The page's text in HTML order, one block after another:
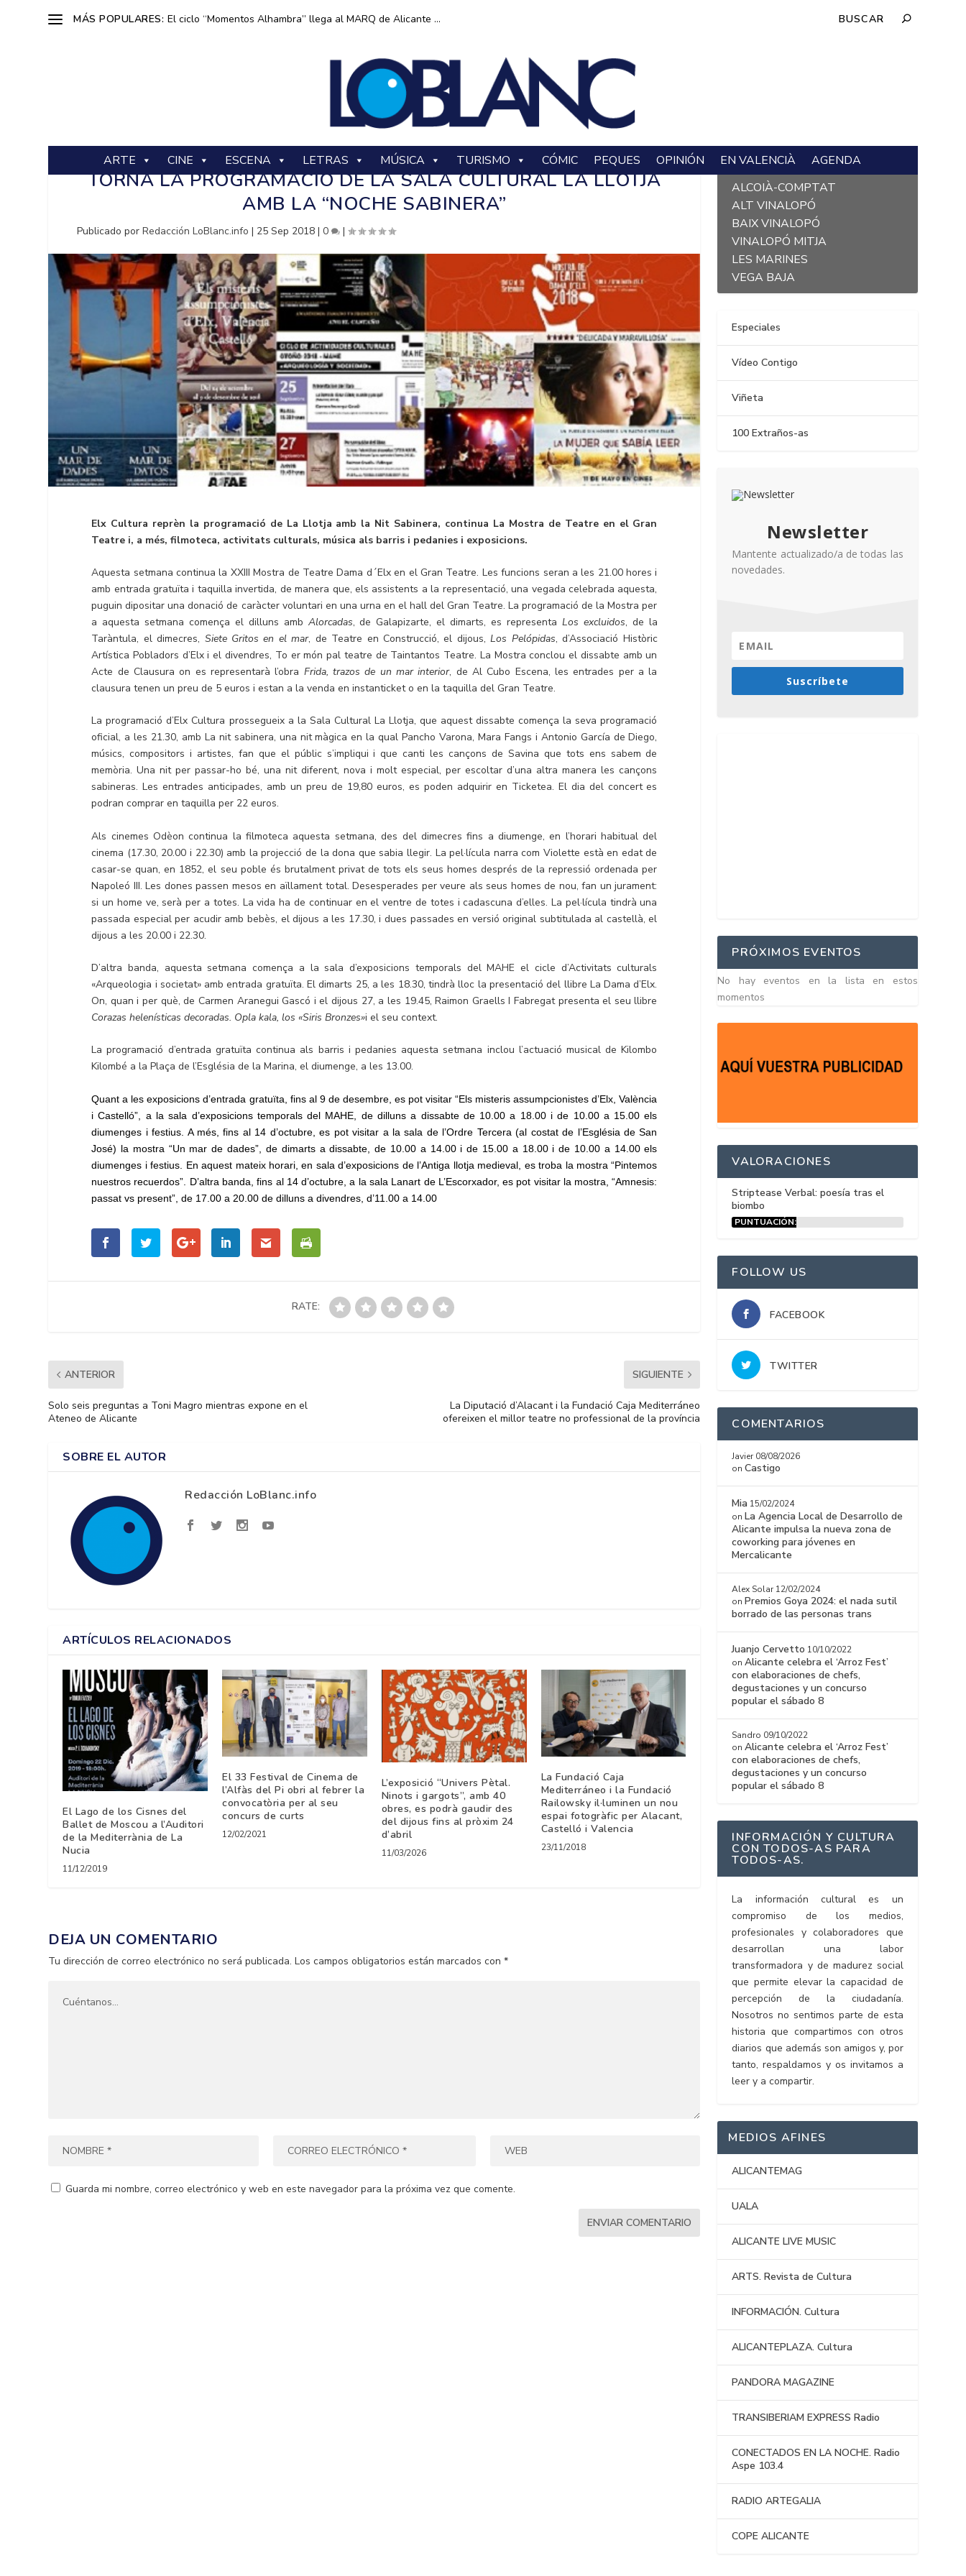
MÁS POPULARES: El ciclo “Momentos Alhambra” llega al MARQ de Alicante ...
ARTE CINE ESCENA LETRAS MÚSICA TURISMO CÓMIC PEQUES OPINIÓN EN VALENCIÀ AGENDA
TORNA LA PROGRAMACIÓ DE LA SALA CULTURAL LA LLOTJA
AMB LA “NOCHE SABINERA”
Publicado porRedacción LoBlanc.info | 25 Sep 2018 |0 |
Elx Cultura reprèn la programació de La Llotja amb la Nit Sabinera, continua La Mostra de Teatre en el Gran
Teatre i, a més, filmoteca, activitats culturals, música als barris i pedanies i exposicions.
Aquesta setmana continua la XXIII Mostra de Teatre Dama d´Elx en el Gran Teatre. Les funcions seran a les 21.00 hores i
amb entrada gratuïta i taquilla invertida, de manera que, els assistents a la representació, una vegada celebrada aquesta,
puguin dipositar una donació de caràcter voluntari en una urna en el hall del Gran Teatre. La programació de la Mostra per
a aquesta setmana comença el dilluns amb Alorcadas, de Galapizarte, el dimarts, es representa Los excluidos, de la
Taràntula, el dimecres, Siete Gritos en el mar, de Teatre en Construcció, el dijous,Los Pelópidas, d’Associació Històric
Artística Pobladors d’Elx i el divendres, To er món pal teatre de Taintantos Teatre. La Mostra conclou el dissabte amb un
Acte de Clausura on es representarà l’obra Frida, trazos de un mar interior, de Al Cubo Escena, les entrades per a la
clausura tenen un preu de 5 euros i estan a la venda en instanticket o en la taquilla del Gran Teatre.
La programació d’Elx Cultura prossegueix a la Sala Cultural La Llotja, que aquest dissabte comença la seva programació
oficial, a les 21.30, amb La nit sabinera, una nit màgica en la qual Pancho Varona, Mara Fangs i Antonio García de Diego,
músics, compositors i artistes, fan que el públic s’impliqui i que canti les cançons de Savina que tots ens sabem de
memòria. Una nit per passar-ho bé, una nit diferent, nova i molt especial, per escoltar d’una altra manera les cançons
sabineras. Les entrades anticipades, amb un preu de 19,80 euros, es poden adquirir en Ticketea. El dia del concert es
podran comprar en taquilla per 22 euros.
Als cinemes Odèon continua la filmoteca aquesta setmana, des del dimecres fins a diumenge, en l’horari habitual del
cinema (17.30, 20.00 i 22.30) amb la projecció de la dona que sabia llegir. La pel·lícula narra com Violette està en edat de
casar-se quan, en 1852, el seu poble és brutalment privat de tots els seus homes després de la repressió ordenada per
Napoleó III. Les dones passen mesos en aïllament total. Desesperades per veure als seus homes de nou, fan un jurament:
si un home ve, serà per a totes. La vida ha de continuar en el ventre de totes i cadascuna d’elles. La pel·lícula tindrà una
passada especial per acudir amb bebès, el dijous a les 17.30, i dues passades en versió original subtitulada al castellà, el
dijous a les 20.00 i 22.30.
D’altra banda, aquesta setmana comença a la sala d’exposicions temporals del MAHE el cicle d’Activitats culturals
«Arqueologia i societat» amb entrada gratuïta. El dimarts 25, a les 18.30, tindrà lloc la presentació del llibre La Dama d’Elx.
On, quan i per què, de Carmen Aranegui Gascó i el dijous 27, a les 19.45, Raimon Graells I Fabregat presenta el seu llibre
Corazas helenísticas decoradas. Opla kala, los «Siris Bronzes»i el seu context.
La programació d’entrada gratuïta continua als barris i pedanies aquesta setmana inclou l’actuació musical de Kilombo
Kilombé a la Plaça de l’Església de la Marina, el diumenge, a les 13.00.
Quant a les exposicions d’entrada gratuïta, fins al 9 de desembre, es pot visitar “Els misteris assumpcionistes d’Elx, València
i Castelló”, a la sala d’exposicions temporals del MAHE, de dilluns a dissabte de 10.00 a 18.00 i de 10.00 a 15.00 els
diumenges i festius. A més, fins al 14 d’octubre, es pot visitar a la sala de l’Ordre Tercera (al costat de l’Església de San
José) la mostra “Un mar de dades”, de dimarts a dissabte, de 10.00 a 14.00 i de 15.00 a 18.00 i de 10.00 a 14.00 els
diumenges i festius. En aquest mateix horari, en sala d’exposicions de l’Antiga llotja medieval, es troba la mostra “Pintemos
nuestros recuerdos”. D’altra banda, fins al 14 d’octubre, a la sala Lanart de L’Escorxador, es pot visitar la mostra, “Amnesis:
passat vs present”, de 17.00 a 20.00 de dilluns a divendres, d’11.00 a 14.00
RATE:
ANTERIOR
Solo seis preguntas a Toni Magro mientras expone en el
Ateneo de Alicante
SIGUIENTE
La Diputació d’Alacant i la Fundació Caja Mediterráneo
ofereixen el millor teatre no professional de la província
SOBRE EL AUTOR
Redacción LoBlanc.info
ARTÍCULOS RELACIONADOS
El Lago de los Cisnes del
Ballet de Moscou a l’Auditori
de la Mediterrània de La
Nucia
11/12/2019
El 33 Festival de Cinema de
l’Alfàs del Pi obri al febrer la
convocatòria per al seu
concurs de curts
12/02/2021
L’exposició “Univers Pètal.
Ninots i gargots”, amb 40
obres, es podrà gaudir des
del dijous fins al pròxim 24
d’abril
11/03/2026
La Fundació Caja
Mediterráneo i la Fundació
Railowsky il·luminen un nou
espai fotogràfic per Alacant,
Castelló i Valencia
23/11/2018
DEJA UN COMENTARIO
Tu dirección de correo electrónico no será publicada. Los campos obligatorios están marcados con*
Guarda mi nombre, correo electrónico y web en este navegador para la próxima vez que comente.
L´ALACANTÍ
ALCOIÀ-COMPTAT
ALT VINALOPÓ
BAIX VINALOPÓ
VINALOPÓ MITJA
LES MARINES
VEGA BAJA
Especiales
Vídeo Contigo
Viñeta
100 Extraños-as
Newsletter
Mantente actualizado/a de todas las
novedades.
Suscríbete
PRÓXIMOS EVENTOS
No hay eventos en la lista en estos
momentos
VALORACIONES
Striptease Verbal: poesía tras el
biombo
PUNTUACIÓN:
FOLLOW US
FACEBOOK
TWITTER
COMENTARIOS
Javier 08/08/2026
onCastigo
Mia 15/02/2024
on La Agencia Local de Desarrollo de
Alicante impulsa la nueva zona de
coworking para jóvenes en
Mercalicante
Alex Solar 12/02/2024
on Premios Goya 2024: el nada sutil
borrado de las personas trans
Juanjo Cervetto 10/10/2022
onAlicante celebra el ‘Arroz Fest’
con elaboraciones de chefs,
degustaciones y un concurso
popular el sábado 8
Sandro 09/10/2022
onAlicante celebra el ‘Arroz Fest’
con elaboraciones de chefs,
degustaciones y un concurso
popular el sábado 8
INFORMACIÓN Y CULTURA
CON TODOS-AS PARA
TODOS-AS.
La información cultural es un
compromiso de los medios,
profesionales y colaboradores que
desarrollan una labor
transformadora y de madurez social
que permite elevar la capacidad de
percepción de la ciudadanía.
Nosotros no sentimos parte de esta
historia que compartimos con otros
diarios que además son amigos y, por
tanto, respaldamos y os invitamos a
leer y a compartir.
MEDIOS AFINES
ALICANTEMAG
UALA
ALICANTE LIVE MUSIC
ARTS. Revista de Cultura
INFORMACIÓN. Cultura
ALICANTEPLAZA. Cultura
PANDORA MAGAZINE
TRANSIBERIAM EXPRESS Radio
CONECTADOS EN LA NOCHE. Radio
Aspe 103.4
RADIO ARTEGALIA
COPE ALICANTE